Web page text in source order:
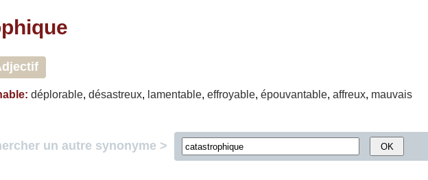
: déplorable, désastreux, lamentable, effroyable, épouvantable, affreux, mauvais
un autre synonyme >